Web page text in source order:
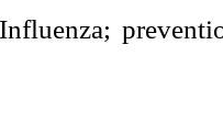
Influenza;